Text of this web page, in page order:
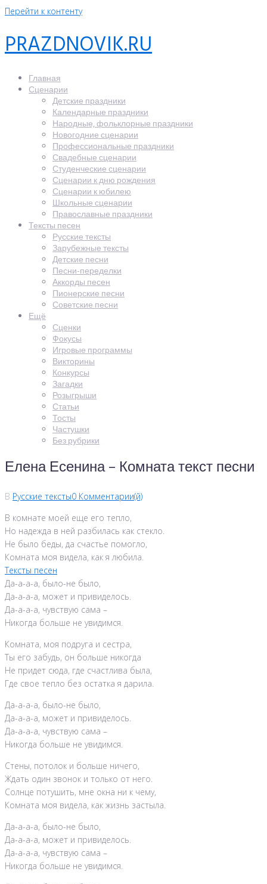
Перейти к контенту
PRAZDNOVIK.RU
Главная
Сценарии
Детские праздники
Календарные праздники
Народные, фольклорные праздники
Новогодние сценарии
Профессиональные праздники
Свадебные сценарии
Студенческие сценарии
Сценарии к дню рождения
Сценарии к юбилею
Школьные сценарии
Православные праздники
Тексты песен
Русские тексты
Зарубежные тексты
Детские песни
Песни-переделки
Аккорды песен
Пионерские песни
Советские песни
Ещё
Сценки
Фокусы
Игровые программы
Викторины
Конкурсы
Загадки
Розыгрыши
Статьи
Тосты
Частушки
Без рубрики
Елена Есенина – Комната текст песни
В Русские тексты0 Комментарии(й)
В комнате моей еще его тепло,
Но надежда в ней разбилась как стекло.
Не было беды, да счастье помогло,
Комната моя видела, как я любила.
Тексты песен
Да-а-а-а, было-не было,
Да-а-а-а, может и привиделось.
Да-а-а-а, чувствую сама –
Никогда больше не увидимся.
Комната, моя подруга и сестра,
Ты его забудь, он больше никогда
Не придет сюда, где счастлива была,
Где свое тепло без остатка я дарила.
Да-а-а-а, было-не было,
Да-а-а-а, может и привиделось.
Да-а-а-а, чувствую сама –
Никогда больше не увидимся.
Стены, потолок и больше ничего,
Ждать один звонок и только от него.
Солнце потушить, мне окна ни к чему,
Комната моя видела, как жизнь застыла.
Да-а-а-а, было-не было,
Да-а-а-а, может и привиделось.
Да-а-а-а, чувствую сама –
Никогда больше не увидимся.